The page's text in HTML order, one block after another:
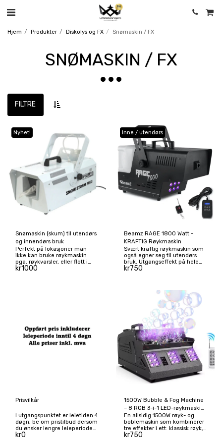
Hjem Produkter Diskolys og FX Snømaskin / FX
SNØMASKIN / FX
FILTRE
Nyhet!
Snømaskin (skum) til utendørs
og innendørs bruk
Perfekt på lokasjoner man
ikke kan bruke røykmaskin
pga. røykvarsler, eller flott i
kombinasjon med røyk!
effekten sammen med en
1200 W motor for å skape
realistiske snøfnugg og
snøstormeffekter. Med en
kablede fjernkontrollen har
full volumkontroll for justering
plasseres frittstående på
gulvet eller monteres med det
medfølgende robuste festet.
Den er laget av høykvalitets,
kr1000
Inne / utendørs
Beamz RAGE 1800 Watt -
KRAFTIG Røykmaskin
Svært kraftig røykmaskin som
også egner seg til utendørs
bruk. Utgangseffekt på hele
530m³ pr. min. Pris inkl. full
kr750
Prisvilkår
I utgangspunktet er leietiden 4
døgn, be om pristilbud dersom
du ønsker lengre leieperiode
enn dette.
kr0
1500W Bubble & Fog Machine
– 8 RGB 3-i-1 LED-røykmaskin
med DMX-scenelys og
fjernkontroll!
En allsidig 1500W røyk- og
boblemaskin som kombinerer
tre effekter i ett: klassisk røyk,
boblemaskin og fargerikt LED-
kr750